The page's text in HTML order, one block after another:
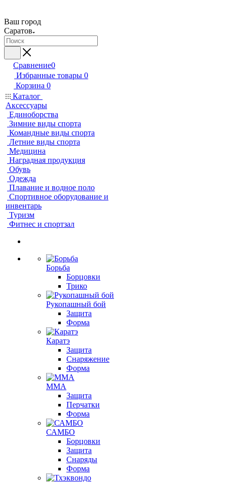
Ваш город
Саратов
Сравнение0
Избранные товары 0
Корзина 0
Каталог
Аксессуары
Единоборства
Зимние виды спорта
Командные виды спорта
Летние виды спорта
Медицина
Наградная продукция
Обувь
Одежда
Плавание и водное поло
Спортивное оборудование и
инвентарь
Туризм
Фитнес и спортзал
Борьба
Борцовки
Трико
Рукопашный бой
Защита
Форма
Каратэ
Защита
Снаряжение
Форма
ММА
Защита
Перчатки
Форма
САМБО
Борцовки
Защита
Снаряды
Форма